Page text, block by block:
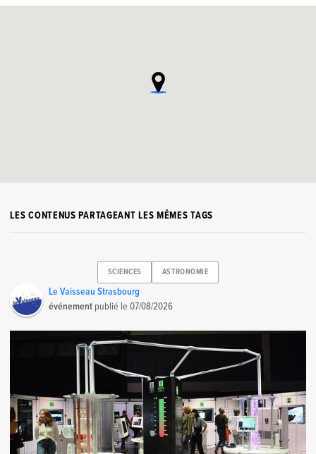
LES CONTENUS PARTAGEANT LES MÊMES TAGS
SCIENCES ASTRONOMIE
Le Vaisseau Strasbourg
événement publié le07/08/2026